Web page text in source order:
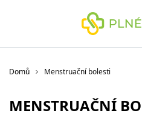
Domů Menstruační bolesti
MENSTRUAČNÍ